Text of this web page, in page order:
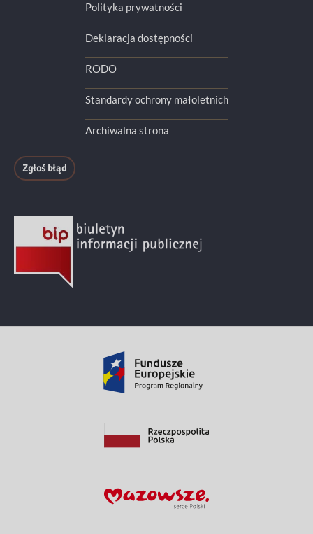
Polityka prywatności
Deklaracja dostępności
RODO
Standardy ochrony małoletnich
Archiwalna strona
Zgłoś błąd